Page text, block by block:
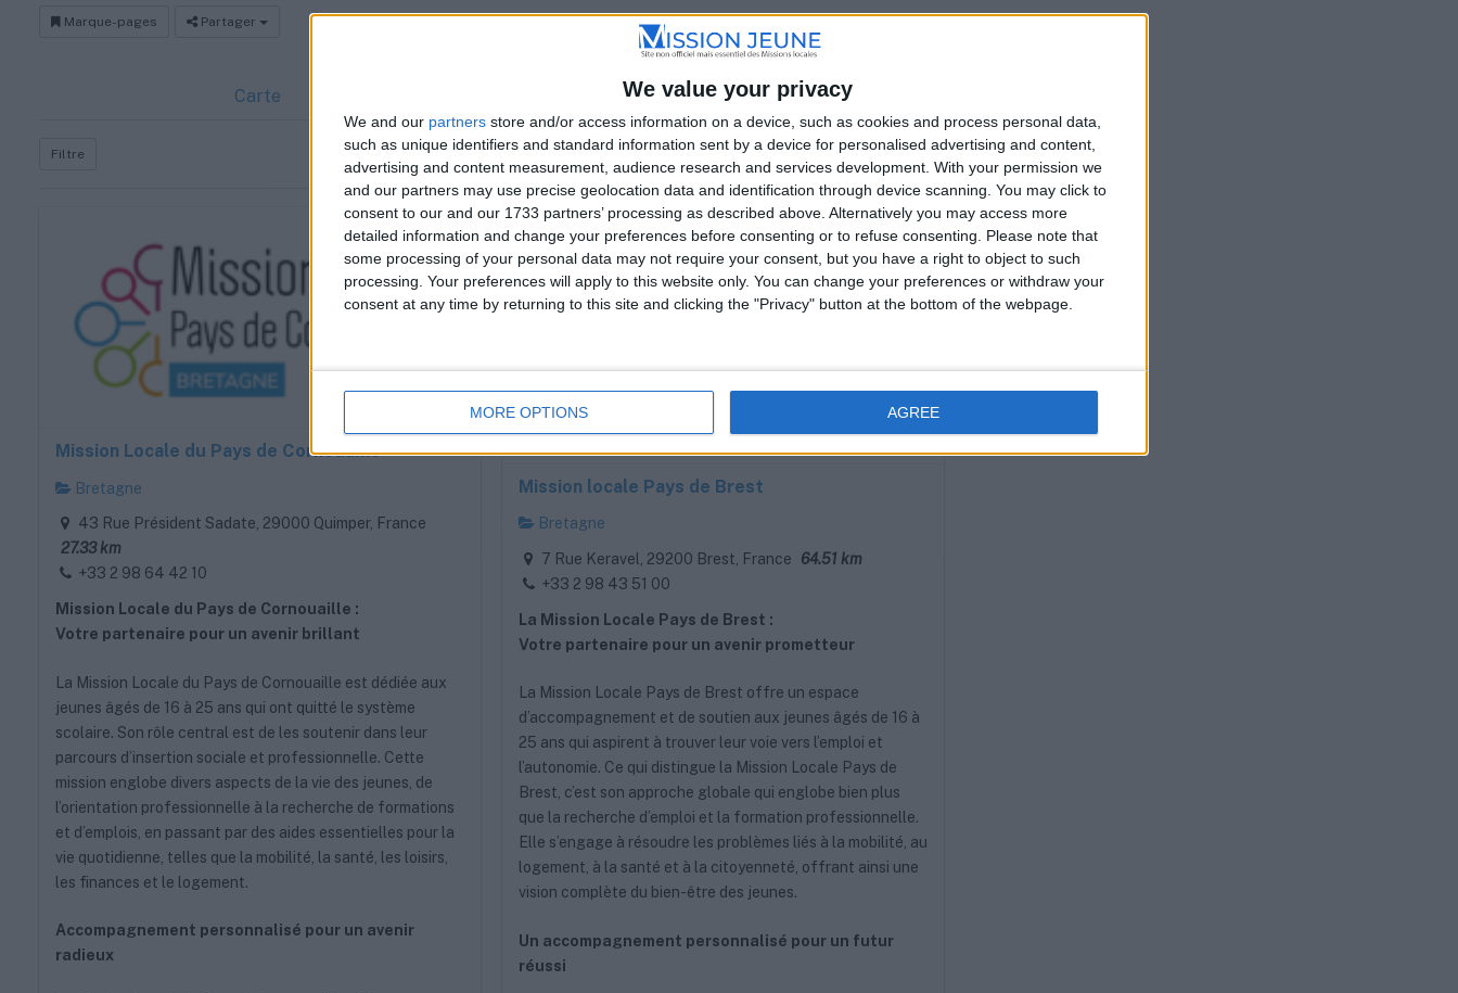
We value your privacy
We and our partners store and/or access information on a device, such as cookies and process personal data,
such as unique identifiers and standard information sent by a device for personalised advertising and content,
advertising and content measurement, audience research and services development. With your permission we
and our partners may use precise geolocation data and identification through device scanning. You may click to
consent to our and our 1733 partners’ processing as described above. Alternatively you may access more
detailed information and change your preferences before consenting or to refuse consenting.
Please note that
some processing of your personal data may not require your consent, but you have a right to object to such
processing. Your preferences will apply to this website only. You can change your preferences or withdraw your
consent at any time by returning to this site and clicking the "Privacy" button at the bottom of the webpage.
MORE OPTIONS AGREE
Marque-pages Partager
Carte A proximité
Filtre Liste Grille
Mission Locale du Pays de Cornouaille
Bretagne
43 Rue Président Sadate, 29000 Quimper, France
27.33 km
+33 2 98 64 42 10
Mission Locale du Pays de Cornouaille :
Votre partenaire pour un avenir brillant
La Mission Locale du Pays de Cornouaille est dédiée aux
jeunes âgés de 16 à 25 ans qui ont quitté le système
scolaire. Son rôle central est de les soutenir dans leur
parcours d’insertion sociale et professionnelle. Cette
mission englobe divers aspects de la vie des jeunes, de
l’orientation professionnelle à la recherche de formations
et d’emplois, en passant par des aides essentielles pour la
vie quotidienne, telles que la mobilité, la santé, les loisirs,
les finances et le logement.
Accompagnement personnalisé pour un avenir
radieux
Mission locale Pays de Brest
Bretagne
7 Rue Keravel, 29200 Brest, France
64.51 km
+33 2 98 43 51 00
La Mission Locale Pays de Brest :
Votre partenaire pour un avenir prometteur
La Mission Locale Pays de Brest offre un espace
d’accompagnement et de soutien aux jeunes âgés de 16 à
25 ans qui aspirent à trouver leur voie vers l’emploi et
l’autonomie. Ce qui distingue la Mission Locale Pays de
Brest, c’est son approche globale qui englobe bien plus
que la recherche d’emploi et la formation professionnelle.
Elle s’engage à résoudre les problèmes liés à la mobilité, au
logement, à la santé et à la citoyenneté, offrant ainsi une
vision complète du bien-être des jeunes.
Un accompagnement personnalisé pour un futur
réussi